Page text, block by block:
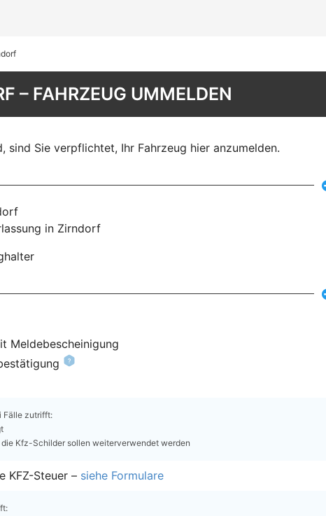
– FAHRZEUG UMMELDEN
sind Sie verpflichtet, Ihr Fahrzeug hier anzumelden.
in Zirndorf
Meldebescheinigung
Fälle zutrifft:
Kfz-Schilder sollen weiterverwendet werden
KFZ-Steuer – siehe Formulare